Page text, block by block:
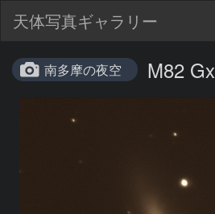
天体写真ギャラリー
南多摩の夜空 M82